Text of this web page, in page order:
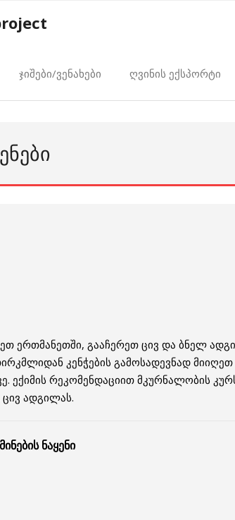
ჯიშები/ვენახები ღვინის ექსპორტი
ერთმანეთში, გააჩერეთ ცივ და ბნელ
კენჭების გამოსადევნად მიიღეთ
ექიმის რეკომენდაციით მკურნალობის
ცივ ადგილას.
ნაყენი